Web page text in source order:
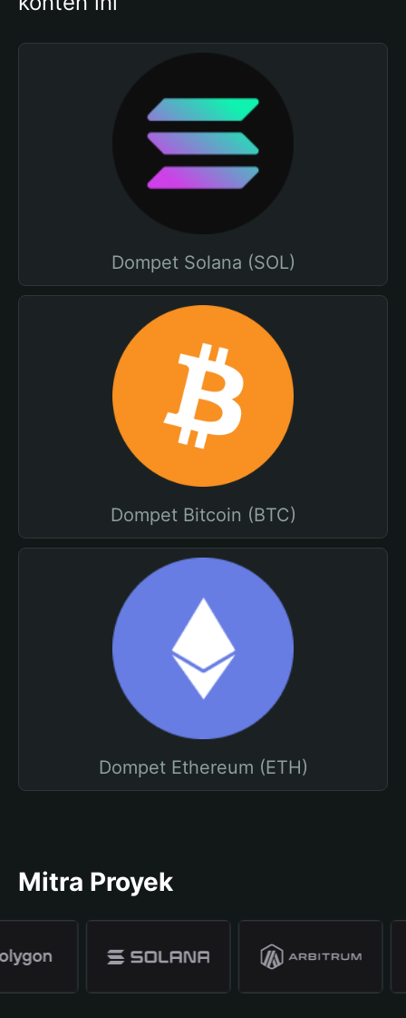
Dompet Solana (SOL)
Dompet Bitcoin (BTC)
Dompet Ethereum (ETH)
Mitra Proyek